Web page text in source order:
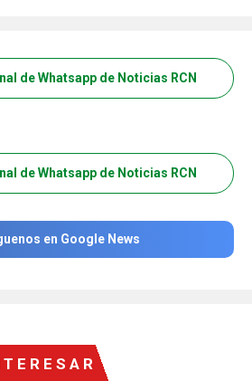
de Whatsapp de Noticias RCN
de Whatsapp de Noticias RCN
en Google News